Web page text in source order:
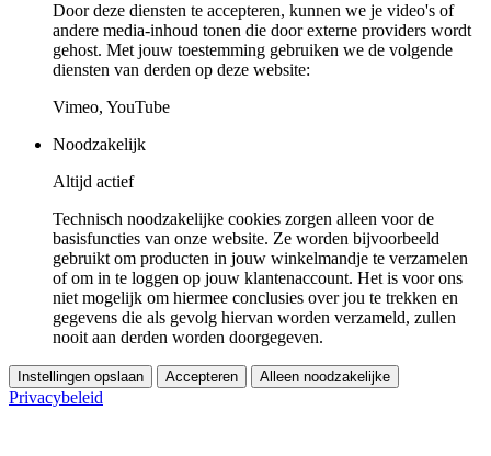
Door deze diensten te accepteren, kunnen we je video's of
andere media-inhoud tonen die door externe providers wordt
gehost. Met jouw toestemming gebruiken we de volgende
diensten van derden op deze website:
Vimeo, YouTube
Noodzakelijk
Altijd actief
Technisch noodzakelijke cookies zorgen alleen voor de
basisfuncties van onze website. Ze worden bijvoorbeeld
gebruikt om producten in jouw winkelmandje te verzamelen
of om in te loggen op jouw klantenaccount. Het is voor ons
niet mogelijk om hiermee conclusies over jou te trekken en
gegevens die als gevolg hiervan worden verzameld, zullen
nooit aan derden worden doorgegeven.
Instellingen opslaan Accepteren Alleen noodzakelijke
Privacybeleid